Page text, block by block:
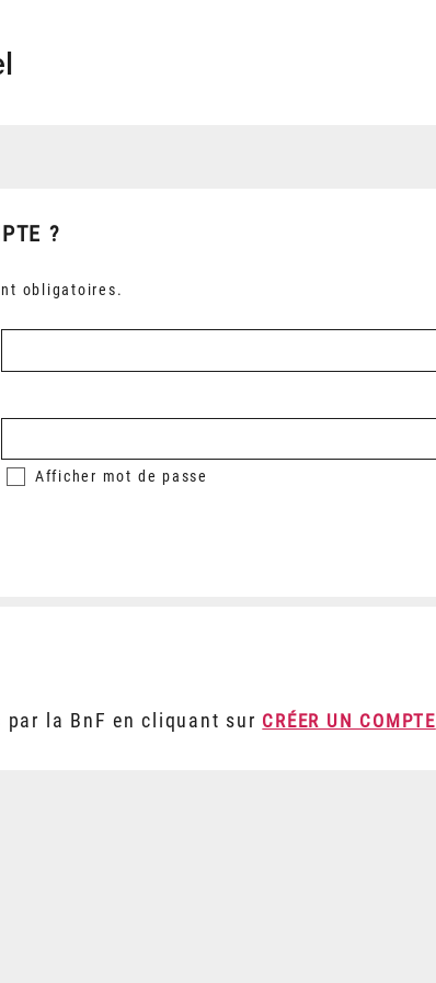
?
obligatoires.
Afficher mot de passe
la BnF en cliquant sur CRÉER UN COMPTE